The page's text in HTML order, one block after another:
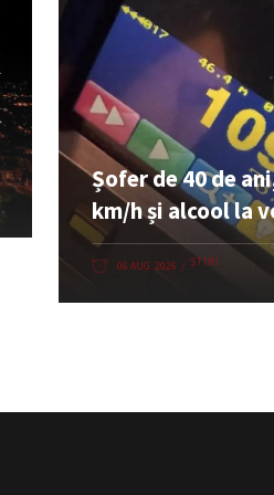
Șofer de 40 de
km/h și alcool la
06 AUG. 2026 ȘTIRI